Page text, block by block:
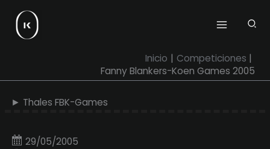
contenido
Inicio
Competiciones
Fanny Blankers-Koen Games 2005
► Thales FBK-Games
29/05/2005